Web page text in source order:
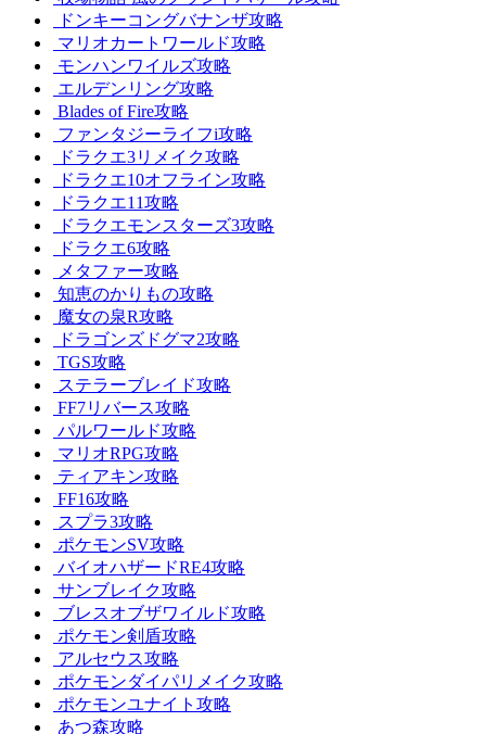
ドンキーコングバナンザ攻略
マリオカートワールド攻略
モンハンワイルズ攻略
エルデンリング攻略
Blades of Fire攻略
ファンタジーライフi攻略
ドラクエ3リメイク攻略
ドラクエ10オフライン攻略
ドラクエ11攻略
ドラクエモンスターズ3攻略
ドラクエ6攻略
メタファー攻略
知恵のかりもの攻略
魔女の泉R攻略
ドラゴンズドグマ2攻略
TGS攻略
ステラーブレイド攻略
FF7リバース攻略
パルワールド攻略
マリオRPG攻略
ティアキン攻略
FF16攻略
スプラ3攻略
ポケモンSV攻略
バイオハザードRE4攻略
サンブレイク攻略
ブレスオブザワイルド攻略
ポケモン剣盾攻略
アルセウス攻略
ポケモンダイパリメイク攻略
ポケモンユナイト攻略
あつ森攻略